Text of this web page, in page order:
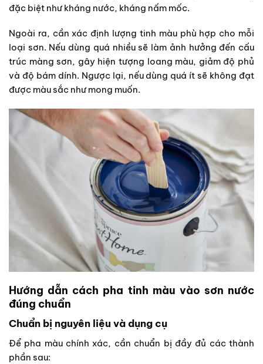
đặc biệt như kháng nước, kháng nấm mốc.
Ngoài ra, cần xác định lượng tinh màu phù hợp cho mỗi
loại sơn. Nếu dùng quá nhiều sẽ làm ảnh hưởng đến cấu
trúc màng sơn, gây hiện tượng loang màu, giảm độ phủ
và độ bám dính. Ngược lại, nếu dùng quá ít sẽ không đạt
được màu sắc như mong muốn.
Hướng dẫn cách pha tinh màu vào sơn nước
đúng chuẩn
Chuẩn bị nguyên liệu và dụng cụ
Để pha màu chính xác, cần chuẩn bị đầy đủ các thành
phần sau: